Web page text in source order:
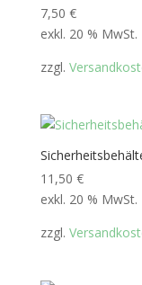
7,50 €
exkl. 20 % MwSt.
zzgl.
11,50 €
exkl. 20 % MwSt.
zzgl.